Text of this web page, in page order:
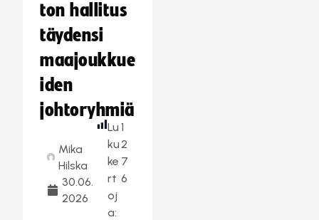
ton hallitus
täydensi
maajoukkue
iden
johtoryhmiä
Mika
Hilska
30.06.
2026
Lu
ku
ke
rt
oj
a:
1
2
7
6